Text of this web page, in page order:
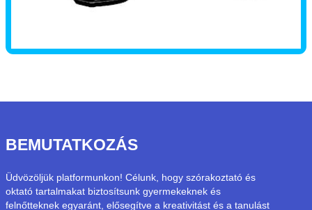
BEMUTATKOZÁS
Üdvözöljük platformunkon! Célunk, hogy szórakoztató és
oktató tartalmakat biztosítsunk gyermekeknek és
felnőtteknek egyaránt, elősegítve a kreativitást és a tanulást